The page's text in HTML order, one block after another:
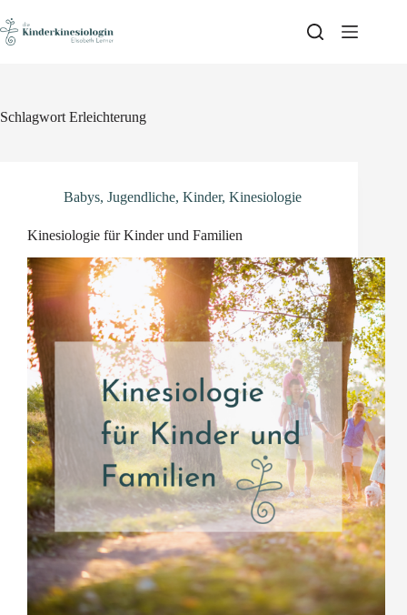
to
content
Schlagwort Erleichterung
Babys, Jugendliche, Kinder, Kinesiologie
Kinesiologie für Kinder und Familien